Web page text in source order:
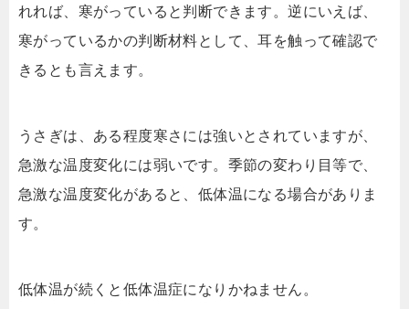
れれば、寒がっていると判断できます。逆にいえば、
寒がっているかの判断材料として、耳を触って確認で
きるとも言えます。
うさぎは、ある程度寒さには強いとされていますが、
急激な温度変化には弱いです。季節の変わり目等で、
急激な温度変化があると、低体温になる場合がありま
す。
低体温が続くと低体温症になりかねません。